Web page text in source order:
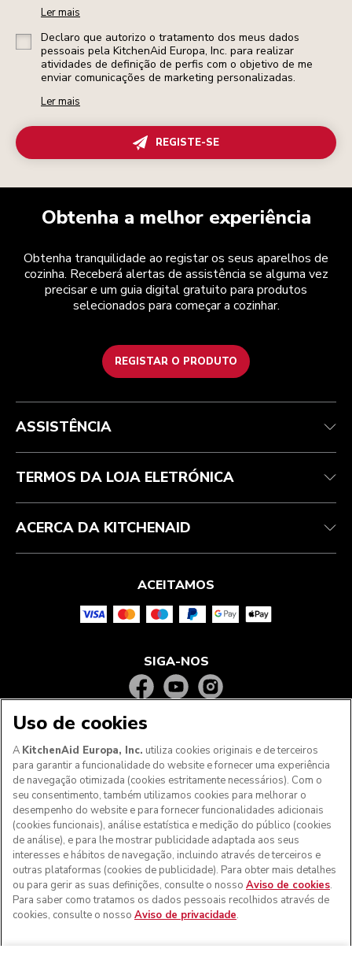
Ler mais
Declaro que autorizo o tratamento dos meus dados
pessoais pela KitchenAid Europa, Inc. para realizar
atividades de definição de perfis com o objetivo de me
enviar comunicações de marketing personalizadas.
Ler mais
REGISTE-SE
Obtenha a melhor experiência
Obtenha tranquilidade ao registar os seus aparelhos de
cozinha. Receberá alertas de assistência se alguma vez
precisar e um guia digital gratuito para produtos
selecionados para começar a cozinhar.
REGISTAR O PRODUTO
Health Check
Atendimento ao cliente
Acompanhar a sua encomenda
Garantia e documentos
Perguntas frequentes
Termos e condições
Envio e entrega
Devoluções e reembolsos
Marca
ODR
A marca
A nossa história
ASSISTÊNCIA
TERMOS DA LOJA ELETRÓNICA
ACERCA DA KITCHENAID
ACEITAMOS
SIGA-NOS
Aos clientes nos Açores, Madeira e outros territórios
portugueses: Por favor, contacte a nossa equipa de Apoio
ao Cliente para efetuar a sua encomenda, de forma a
podermos fornecer os custos de envio exatos e aplicar a
taxa de IVA correta
Uso de cookies
A KitchenAid Europa, Inc. utiliza cookies originais e de terceiros
para garantir a funcionalidade do website e fornecer uma experiência
de navegação otimizada (cookies estritamente necessários). Com o
seu consentimento, também utilizamos cookies para melhorar o
desempenho do website e para fornecer funcionalidades adicionais
(cookies funcionais), análise estatística e medição do público (cookies
de análise), e para lhe mostrar publicidade adaptada aos seus
interesses e hábitos de navegação, incluindo através de terceiros e
outras plataformas (cookies de publicidade). Para obter mais detalhes
ou para gerir as suas definições, consulte o nosso Aviso de cookies.
Para saber como tratamos os dados pessoais recolhidos através de
cookies, consulte o nosso Aviso de privacidade.